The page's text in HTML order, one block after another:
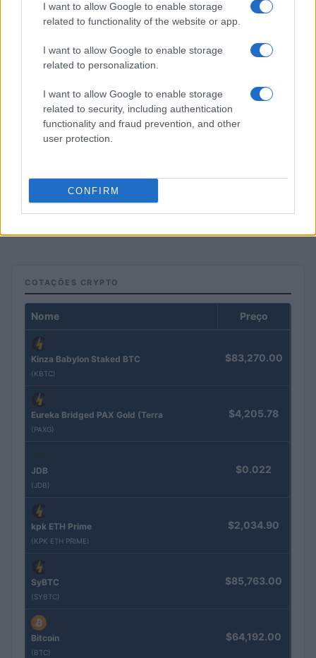
I want to allow Google to enable storage
related to functionality of the website or app.
I want to allow Google to enable storage
related to personalization.
I want to allow Google to enable storage
related to security, including authentication
functionality and fraud prevention, and other
user protection.
CONFIRM
COTAÇÕES CRYPTO
Nome Preço
Kinza Babylon Staked BTC
(KBTC)
$83,270.00
Eureka Bridged PAX Gold (Terra
(PAXG)
$4,205.78
JDB
(JDB)
$0.022
kpk ETH Prime
(KPK ETH PRIME)
$2,034.90
SyBTC
(SYBTC)
$85,763.00
Bitcoin
(BTC)
$64,192.00